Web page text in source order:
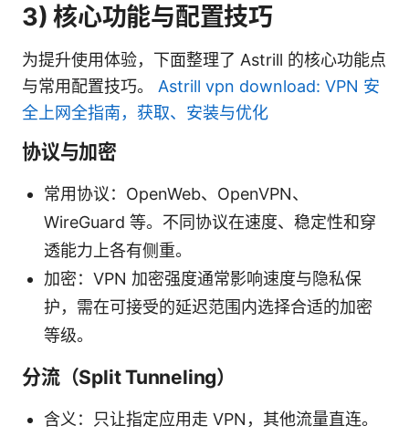
3) 核心功能与配置技巧
为提升使用体验，下面整理了 Astrill 的核心功能点
与常用配置技巧。 Astrill vpn download: VPN 安
全上网全指南，获取、安装与优化
协议与加密
常用协议：OpenWeb、OpenVPN、
WireGuard 等。不同协议在速度、稳定性和穿
透能力上各有侧重。
加密：VPN 加密强度通常影响速度与隐私保
护，需在可接受的延迟范围内选择合适的加密
等级。
分流（Split Tunneling）
含义：只让指定应用走 VPN，其他流量直连。